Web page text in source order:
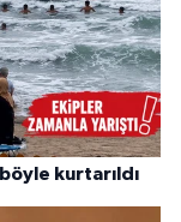
kurtarıldı